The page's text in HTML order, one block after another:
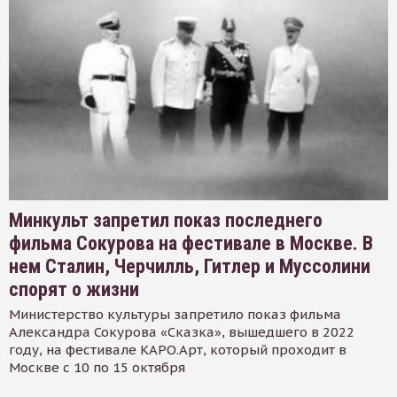
Минкульт запретил показ последнего
фильма Сокурова на фестивале в Москве. В
нем Сталин, Черчилль, Гитлер и Муссолини
спорят о жизни
Министерство культуры запретило показ фильма
Александра Сокурова «Сказка», вышедшего в 2022
году, на фестивале КАРО.Арт, который проходит в
Москве с 10 по 15 октября